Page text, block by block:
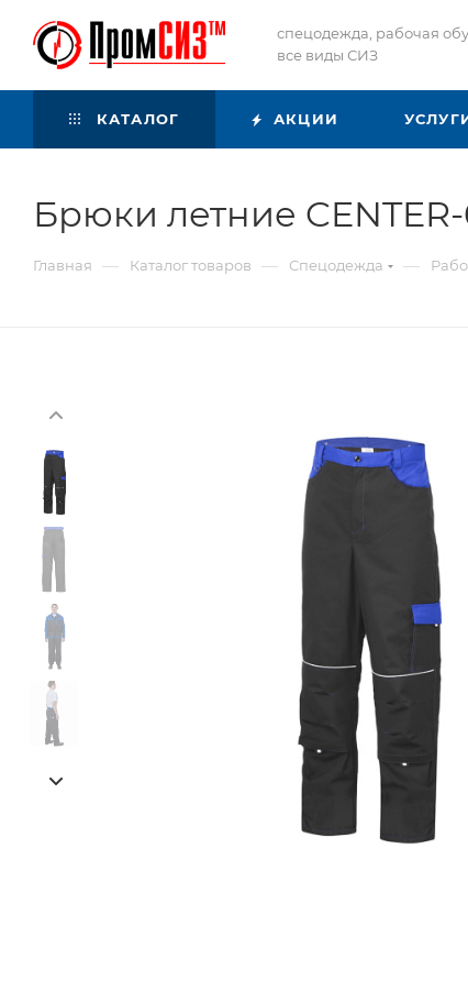
спецодежда, рабочая
все виды СИЗ
КАТАЛОГ АКЦИИ
Брюки летние
Главная — Каталог товаров — Спецодежда —